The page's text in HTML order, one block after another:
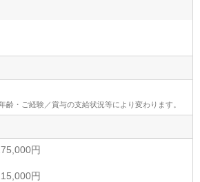
・ご経験／賞与の支給状況等により変わります。
円
円